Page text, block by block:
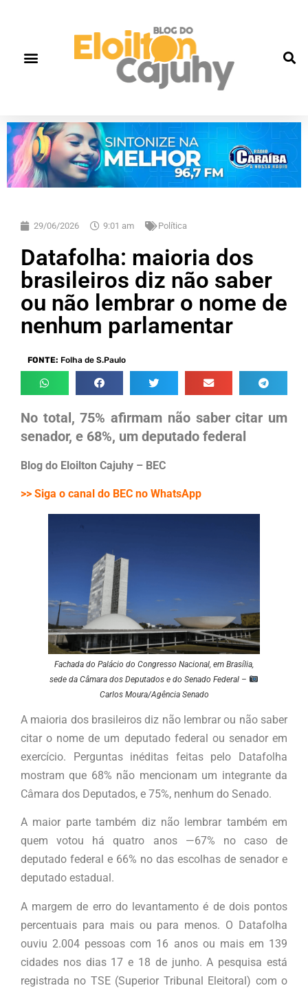
29/06/2026 9:01 am Política
Datafolha: maioria dos
brasileiros diz não saber
ou não lembrar o nome de
nenhum parlamentar
FONTE: Folha de S.Paulo
No total, 75% afirmam não saber citar um
senador, e 68%, um deputado federal
Blog do Eloilton Cajuhy – BEC
>> Siga o canal do BEC no WhatsApp
Fachada do Palácio do Congresso Nacional, em Brasília,
sede da Câmara dos Deputados e do Senado Federal –
Carlos Moura/Agência Senado
A maioria dos brasileiros diz não lembrar ou não saber
citar o nome de um deputado federal ou senador em
exercício. Perguntas inéditas feitas pelo Datafolha
mostram que 68% não mencionam um integrante da
Câmara dos Deputados, e 75%, nenhum do Senado.
A maior parte também diz não lembrar também em
quem votou há quatro anos —67% no caso de
deputado federal e 66% no das escolhas de senador e
deputado estadual.
A margem de erro do levantamento é de dois pontos
percentuais para mais ou para menos. O Datafolha
ouviu 2.004 pessoas com 16 anos ou mais em 139
cidades nos dias 17 e 18 de junho. A pesquisa está
registrada no TSE (Superior Tribunal Eleitoral) com o